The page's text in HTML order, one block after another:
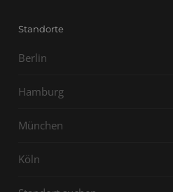
Standorte
Berlin
Hamburg
München
Köln